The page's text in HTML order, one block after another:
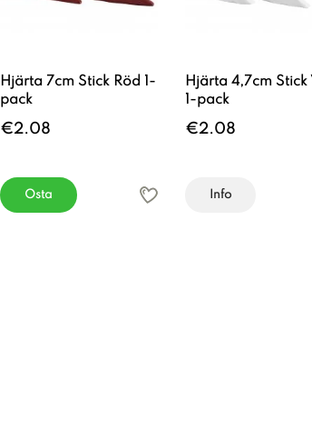
Hjärta 7cm Stick Röd 1-
pack
€2.08
Osta
Hjärta 4,7cm Stick
1-pack
€2.08
Info